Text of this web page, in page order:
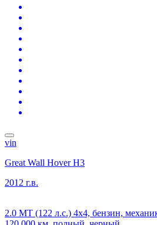
vin
Great Wall Hover H3
2012 г.в.
2.0 MT (122 л.с.) 4x4, бензин,